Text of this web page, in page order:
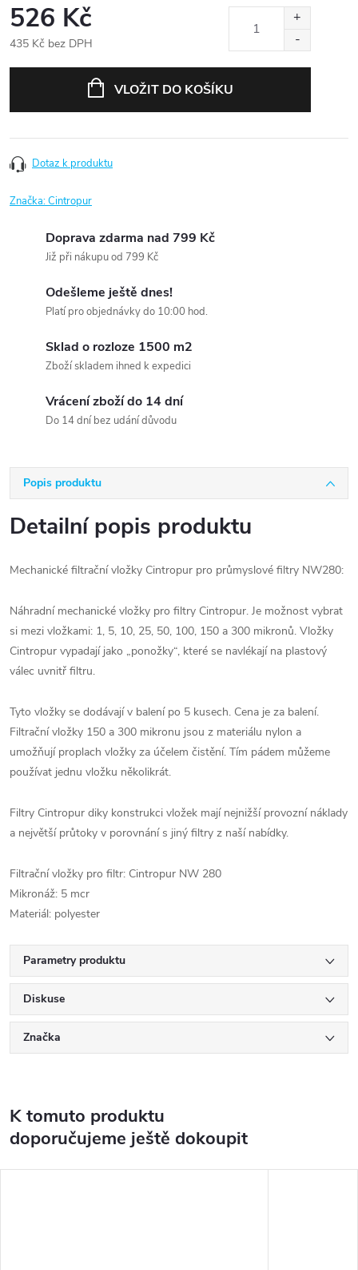
526 Kč
435 Kč bez DPH
VLOŽIT DO KOŠÍKU
Dotaz k produktu
Značka:Cintropur
Doprava zdarma nad 799 Kč
Již při nákupu od 799 Kč
Odešleme ještě dnes!
Platí pro objednávky do 10:00 hod.
Sklad o rozloze 1500 m2
Zboží skladem ihned k expedici
Vrácení zboží do 14 dní
Do 14 dní bez udání důvodu
Popis produktu
Detailní popis produktu
Mechanické filtrační vložky Cintropur pro průmyslové filtry NW280:
Náhradní mechanické vložky pro filtry Cintropur. Je možnost vybrat
si mezi vložkami: 1, 5, 10, 25, 50, 100, 150 a 300 mikronů. Vložky
Cintropur vypadají jako „ponožky“, které se navlékají na plastový
válec uvnitř filtru.
Tyto vložky se dodávají v balení po 5 kusech. Cena je za balení.
Filtrační vložky 150 a 300 mikronu jsou z materiálu nylon a
umožňují proplach vložky za účelem čistění. Tím pádem můžeme
používat jednu vložku několikrát.
Filtry Cintropur diky konstrukci vložek mají nejnižší provozní náklady
a největší průtoky v porovnání s jiný filtry z naší nabídky.
Filtrační vložky pro filtr: Cintropur NW 280
Mikronáž: 5 mcr
Materiál: polyester
Parametry produktu
Diskuse
Značka
K tomuto produktu
doporučujeme ještě dokoupit